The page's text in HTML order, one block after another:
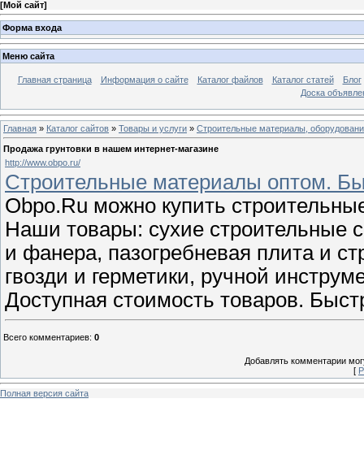
[Мой сайт]
Форма входа
Меню сайта
Главная страница Информация о сайте Каталог файлов Каталог статей
Блог
Доска
Главная » Каталог сайтов » Товары и услуги » Строительные материалы,
Продажа грунтовки в нашем интернет-магазине
http://www.obpo.ru/
Строительные материалы оптом.
Obpo.Ru можно купить
Наши товары: сухие строительные
и фанера, пазогребневая плита и
гвозди и герметики, ручной
Доступная стоимость товаров.
Всего комментариев: 0
Добавлять комментарии
[
Полная версия сайта